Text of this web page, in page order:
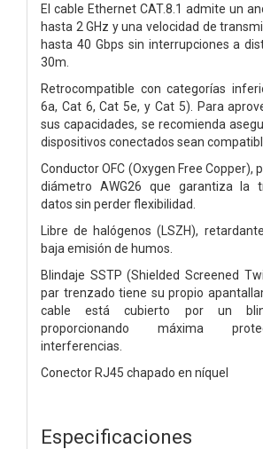
El cable Ethernet CAT.8.1 admite un
hasta 2 GHz y una velocidad de
hasta 40 Gbps sin interrupciones a
30m.
Retrocompatible con categorías
6a, Cat 6, Cat 5e, y Cat 5). Para
sus capacidades, se recomienda
dispositivos conectados sean
Conductor OFC (Oxygen Free Copper),
diámetro AWG26 que garantiza la
datos sin perder flexibilidad.
Libre de halógenos (LSZH),
baja emisión de humos.
Blindaje SSTP (Shielded Screened
par trenzado tiene su propio
cable está cubierto por un
proporcionando máxima
interferencias.
Conector RJ45 chapado en níquel
Especificaciones